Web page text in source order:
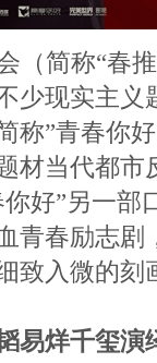
简称“春推
少现实主
称”青春你
材当代都市
好”另一部
青春励志
致入微的
易烊千玺演